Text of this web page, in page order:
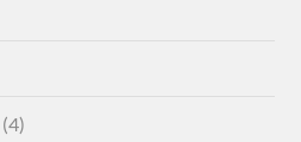
(4)